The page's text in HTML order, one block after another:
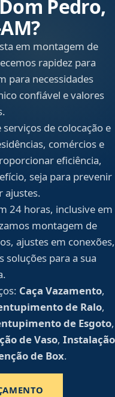
Pedro,
em montagem de
rapidez para
para necessidades
confiável e valores
de colocação e
comércios e
eficiência,
seja para prevenir
ajustes.
24 horas, inclusive em
montagem de
ajustes em conexões,
soluções para a sua
Caça Vazamento,
de Ralo,
de Esgoto,
de Vaso, Instalação
de Box.